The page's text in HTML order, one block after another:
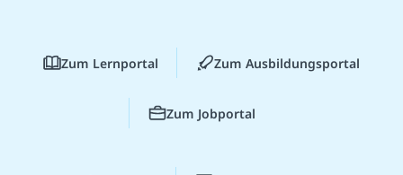
Zum Lernportal Zum Ausbildungsportal
Zum Jobportal